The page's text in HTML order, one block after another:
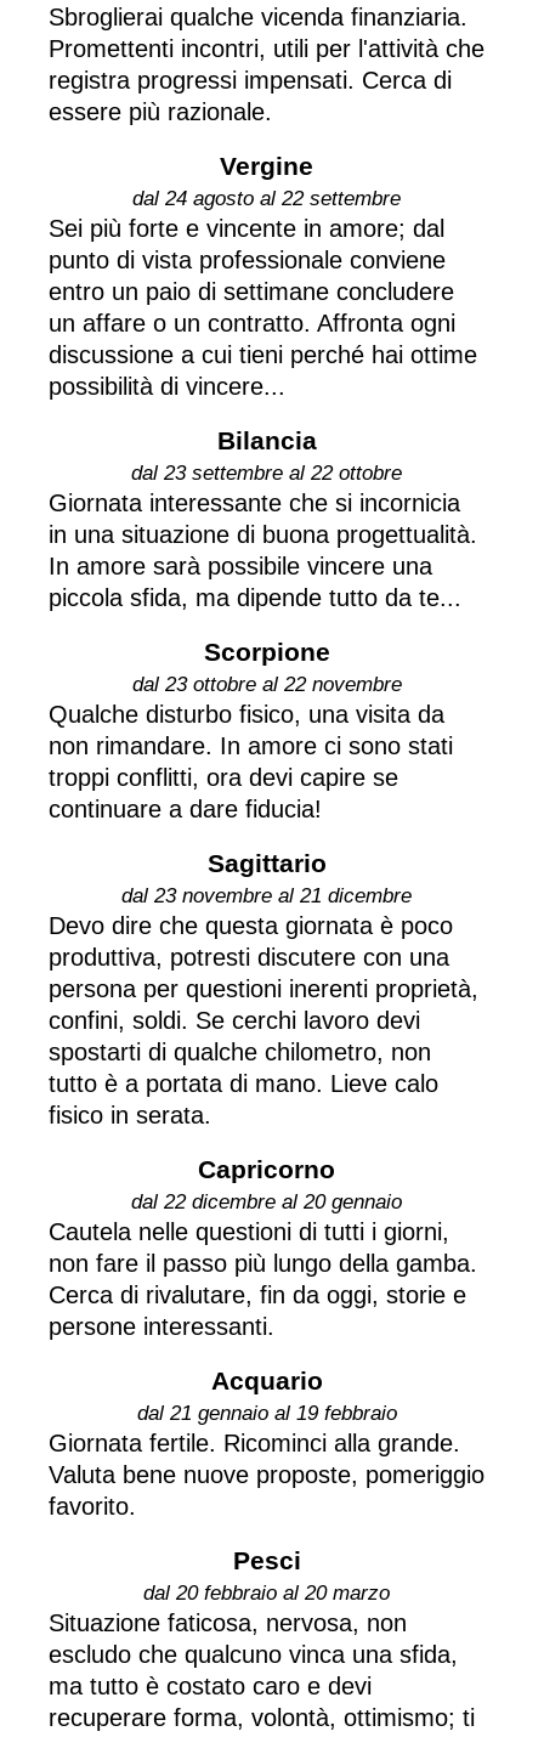
Sbroglierai qualche vicenda finanziaria.
Promettenti incontri, utili per l'attività che
registra progressi impensati. Cerca di
essere più razionale.
Vergine
dal 24 agosto al 22 settembre
Sei più forte e vincente in amore; dal
punto di vista professionale conviene
entro un paio di settimane concludere
un affare o un contratto. Affronta ogni
discussione a cui tieni perché hai ottime
possibilità di vincere...
Bilancia
dal 23 settembre al 22 ottobre
Giornata interessante che si incornicia
in una situazione di buona progettualità.
In amore sarà possibile vincere una
piccola sfida, ma dipende tutto da te...
Scorpione
dal 23 ottobre al 22 novembre
Qualche disturbo fisico, una visita da
non rimandare. In amore ci sono stati
troppi conflitti, ora devi capire se
continuare a dare fiducia!
Sagittario
dal 23 novembre al 21 dicembre
Devo dire che questa giornata è poco
produttiva, potresti discutere con una
persona per questioni inerenti proprietà,
confini, soldi. Se cerchi lavoro devi
spostarti di qualche chilometro, non
tutto è a portata di mano. Lieve calo
fisico in serata.
Capricorno
dal 22 dicembre al 20 gennaio
Cautela nelle questioni di tutti i giorni,
non fare il passo più lungo della gamba.
Cerca di rivalutare, fin da oggi, storie e
persone interessanti.
Acquario
dal 21 gennaio al 19 febbraio
Giornata fertile. Ricominci alla grande.
Valuta bene nuove proposte, pomeriggio
favorito.
Pesci
dal 20 febbraio al 20 marzo
Situazione faticosa, nervosa, non
escludo che qualcuno vinca una sfida,
ma tutto è costato caro e devi
recuperare forma, volontà, ottimismo; ti